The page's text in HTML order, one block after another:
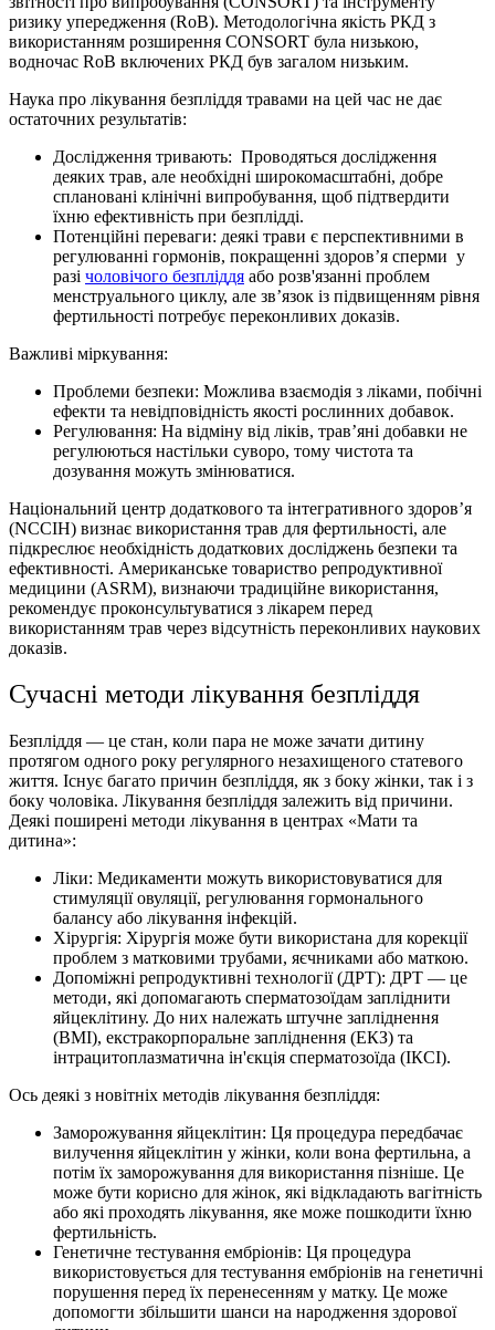
ризику упередження (RoB). Методологічна якість РКД з
використанням розширення CONSORT була низькою,
водночас RoB включених РКД був загалом низьким.
Наука про лікування безпліддя травами на цей час не дає
остаточних результатів:
Дослідження тривають: Проводяться дослідження
деяких трав, але необхідні широкомасштабні, добре
сплановані клінічні випробування, щоб підтвердити
їхню ефективність при безплідді.
Потенційні переваги: деякі трави є перспективними в
регулюванні гормонів, покращенні здоров’я сперми у
разі чоловічого безпліддя або розв'язанні проблем
менструального циклу, але зв’язок із підвищенням рівня
фертильності потребує переконливих доказів.
Важливі міркування:
Проблеми безпеки: Можлива взаємодія з ліками, побічні
ефекти та невідповідність якості рослинних добавок.
Регулювання: На відміну від ліків, трав’яні добавки не
регулюються настільки суворо, тому чистота та
дозування можуть змінюватися.
Національний центр додаткового та інтегративного здоров’я
(NCCIH) визнає використання трав для фертильності, але
підкреслює необхідність додаткових досліджень безпеки та
ефективності. Американське товариство репродуктивної
медицини (ASRM), визнаючи традиційне використання,
рекомендує проконсультуватися з лікарем перед
використанням трав через відсутність переконливих наукових
доказів.
Сучасні методи лікування безпліддя
Безпліддя — це стан, коли пара не може зачати дитину
протягом одного року регулярного незахищеного статевого
життя. Існує багато причин безпліддя, як з боку жінки, так і з
боку чоловіка. Лікування безпліддя залежить від причини.
Деякі поширені методи лікування в центрах «Мати та
дитина»:
Ліки: Медикаменти можуть використовуватися для
стимуляції овуляції, регулювання гормонального
балансу або лікування інфекцій.
Хірургія: Хірургія може бути використана для корекції
проблем з матковими трубами, яєчниками або маткою.
Допоміжні репродуктивні технології (ДРТ): ДРТ — це
методи, які допомагають сперматозоїдам запліднити
яйцеклітину. До них належать штучне запліднення
(ВМІ), екстракорпоральне запліднення (ЕКЗ) та
інтрацитоплазматична ін'єкція сперматозоїда (ІКСІ).
Ось деякі з новітніх методів лікування безпліддя:
Заморожування яйцеклітин: Ця процедура передбачає
вилучення яйцеклітин у жінки, коли вона фертильна, а
потім їх заморожування для використання пізніше. Це
може бути корисно для жінок, які відкладають вагітність
або які проходять лікування, яке може пошкодити їхню
фертильність.
Генетичне тестування ембріонів: Ця процедура
використовується для тестування ембріонів на генетичні
порушення перед їх перенесенням у матку. Це може
допомогти збільшити шанси на народження здорової